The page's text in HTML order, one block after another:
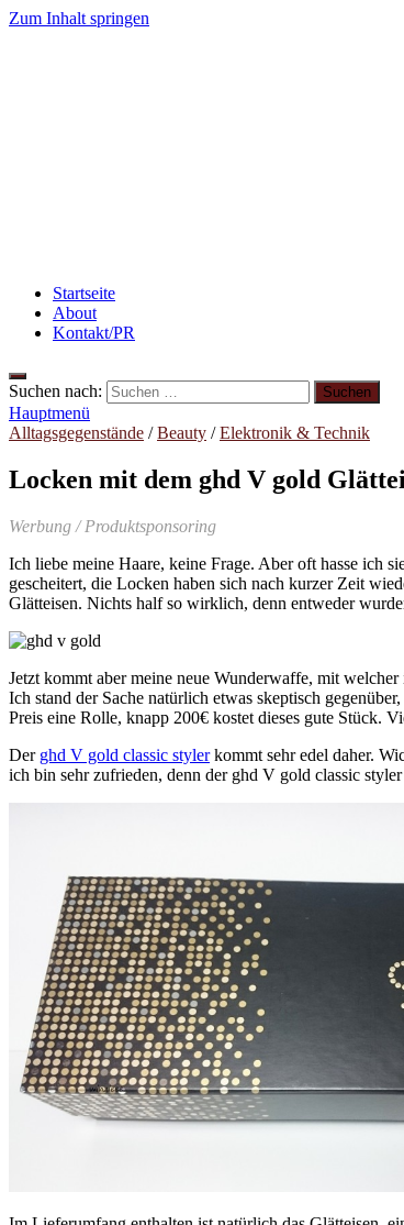
Zum Inhalt springen
Startseite
About
Kontakt/PR
Suchen nach:
Hauptmenü
Alltagsgegenstände /Beauty /Elektronik & Technik
Locken mit dem ghd V gold
Werbung / Produktsponsoring
Ich liebe meine Haare, keine Frage. Aber oft hasse ich
gescheitert, die Locken haben sich nach kurzer Zeit
Glätteisen. Nichts half so wirklich, denn entweder
Jetzt kommt aber meine neue Wunderwaffe, mit
Ich stand der Sache natürlich etwas skeptisch
Preis eine Rolle, knapp 200€ kostet dieses gute Stück.
Der ghd V gold classic stylerkommt sehr edel daher.
ich bin sehr zufrieden, denn der ghd V gold classic